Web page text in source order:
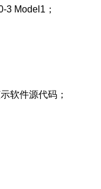
3 Model1；
软件源代码；